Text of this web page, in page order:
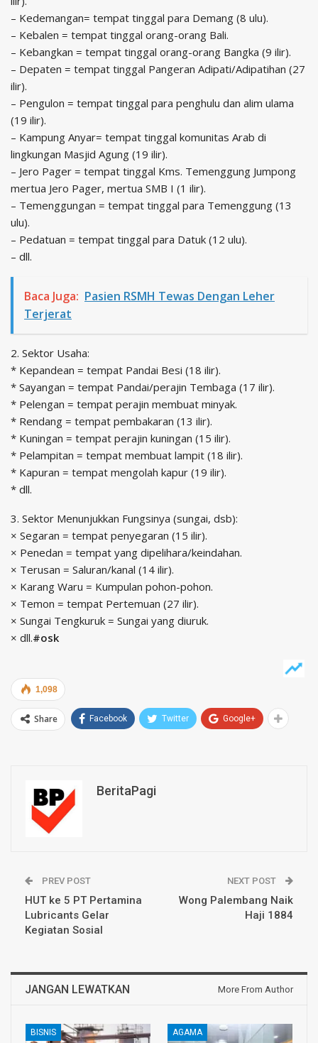
– Kedemangan= tempat tinggal para Demang (8 ulu).
– Kebalen = tempat tinggal orang-orang Bali.
– Kebangkan = tempat tinggal orang-orang Bangka (9 ilir).
– Depaten = tempat tinggal Pangeran Adipati/Adipatihan (27
ilir).
– Pengulon = tempat tinggal para penghulu dan alim ulama
(19 ilir).
– Kampung Anyar= tempat tinggal komunitas Arab di
lingkungan Masjid Agung (19 ilir).
– Jero Pager = tempat tinggal Kms. Temenggung Jumpong
mertua Jero Pager, mertua SMB I (1 ilir).
– Temenggungan = tempat tinggal para Temenggung (13
ulu).
– Pedatuan = tempat tinggal para Datuk (12 ulu).
– dll.
Baca Juga: Pasien RSMH Tewas Dengan Leher
Terjerat
2. Sektor Usaha:
* Kepandean = tempat Pandai Besi (18 ilir).
* Sayangan = tempat Pandai/perajin Tembaga (17 ilir).
* Pelengan = tempat perajin membuat minyak.
* Rendang = tempat pembakaran (13 ilir).
* Kuningan = tempat perajin kuningan (15 ilir).
* Pelampitan = tempat membuat lampit (18 ilir).
* Kapuran = tempat mengolah kapur (19 ilir).
* dll.
3. Sektor Menunjukkan Fungsinya (sungai, dsb):
× Segaran = tempat penyegaran (15 ilir).
× Penedan = tempat yang dipelihara/keindahan.
× Terusan = Saluran/kanal (14 ilir).
× Karang Waru = Kumpulan pohon-pohon.
× Temon = tempat Pertemuan (27 ilir).
× Sungai Tengkuruk = Sungai yang diuruk.
× dll.#osk
1,098
Share Facebook Twitter Google+
BeritaPagi
PREV POST
HUT ke 5 PT Pertamina
Lubricants Gelar
Kegiatan Sosial
NEXT POST
Wong Palembang Naik
Haji 1884
JANGAN LEWATKAN More From Author
BISNIS AGAMA